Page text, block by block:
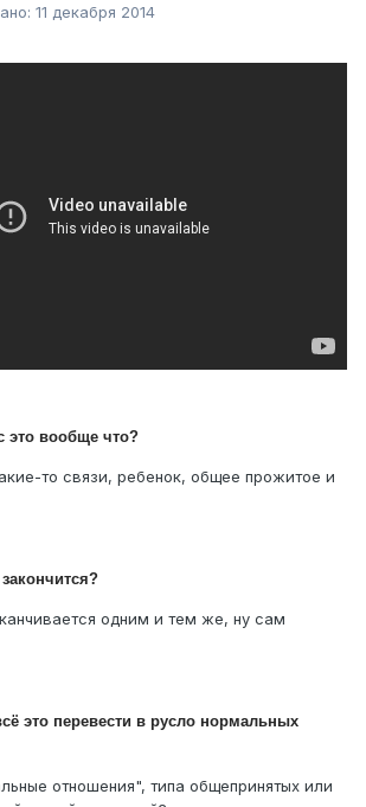
11 декабря 2014
это вообще что?
то связи, ребенок, общее прожитое и
одним и тем же, ну сам
это перевести в русло нормальных
отношения", типа общепринятых или